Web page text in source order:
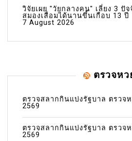
วิจัยเผย "วัยกลางคน" เลี่ยง 3 ปัจ
สมองเสื่อมได้นานขึ้นเกือบ 13 ปี
7 August 2026
ตรวจหว
ตรวจสลากกินแบ่งรัฐบาล ตรวจ
2569
ตรวจสลากกินแบ่งรัฐบาล ตรวจ
2569